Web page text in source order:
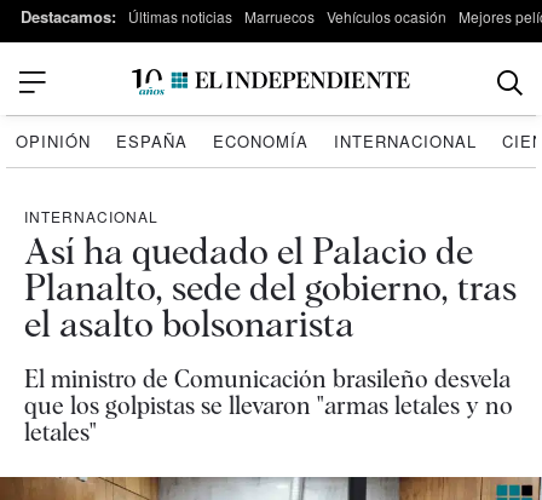
Destacamos: Últimas noticias Marruecos Vehículos ocasión Mejores
OPINIÓN ESPAÑA ECONOMÍA INTERNACIONAL
INTERNACIONAL
Así ha quedado el Palacio de
Planalto, sede del gobierno, tras
el asalto bolsonarista
El ministro de Comunicación brasileño desvela
que los golpistas se llevaron "armas letales y no
letales"